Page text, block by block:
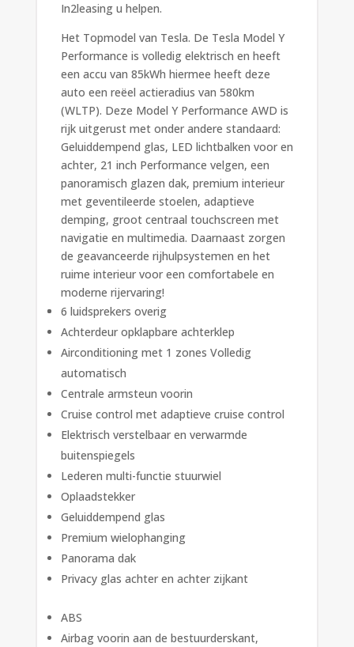
In2leasing u helpen.
Het Topmodel van Tesla. De Tesla Model Y
Performance is volledig elektrisch en heeft
een accu van 85kWh hiermee heeft deze
auto een reëel actieradius van 580km
(WLTP). Deze Model Y Performance AWD is
rijk uitgerust met onder andere standaard:
Geluiddempend glas, LED lichtbalken voor en
achter, 21 inch Performance velgen, een
panoramisch glazen dak, premium interieur
met geventileerde stoelen, adaptieve
demping, groot centraal touchscreen met
navigatie en multimedia. Daarnaast zorgen
de geavanceerde rijhulpsystemen en het
ruime interieur voor een comfortabele en
moderne rijervaring!
6 luidsprekers overig
Achterdeur opklapbare achterklep
Airconditioning met 1 zones Volledig
automatisch
Centrale armsteun voorin
Cruise control met adaptieve cruise control
Elektrisch verstelbaar en verwarmde
buitenspiegels
Lederen multi-functie stuurwiel
Oplaadstekker
Geluiddempend glas
Premium wielophanging
Panorama dak
Privacy glas achter en achter zijkant
ABS
Airbag voorin aan de bestuurderskant,